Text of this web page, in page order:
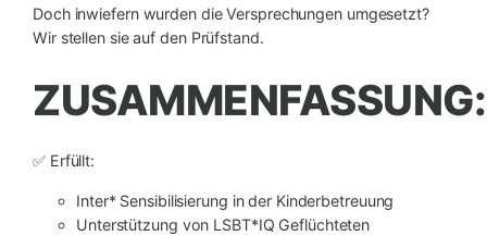
Doch inwiefern wurden die Versprechungen umgesetzt?
Wir stellen sie auf den Prüfstand.
ZUSAMMENFASSUNG:
✅ Erfüllt:
Inter* Sensibilisierung in der Kinderbetreuung
Unterstützung von LSBT*IQ Geflüchteten